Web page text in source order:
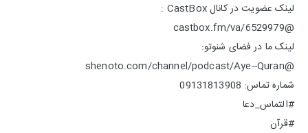
لینک عضویت در کانال CastBox :
@castbox.fm/va/6529979
لینک ما در فضای شنوتو:
@shenoto.com/channel/podcast/Aye--Quran
شماره تماس: 09131813908
#التماس_دعا
#قرآن